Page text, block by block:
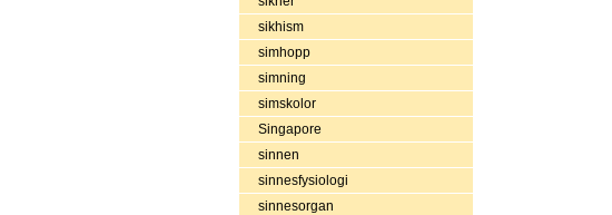
sikhism
simhopp
simning
simskolor
Singapore
sinnen
sinnesfysiologi
sinnesorgan